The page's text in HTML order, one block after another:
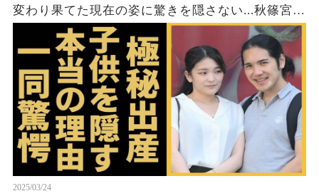
変わり果てた現在の姿に驚きを隠さない...秋篠宮家
の長女がアメリカで極秘出産の真相や暴露された
ヤバいO癖に言葉を失う...
2025/03/24